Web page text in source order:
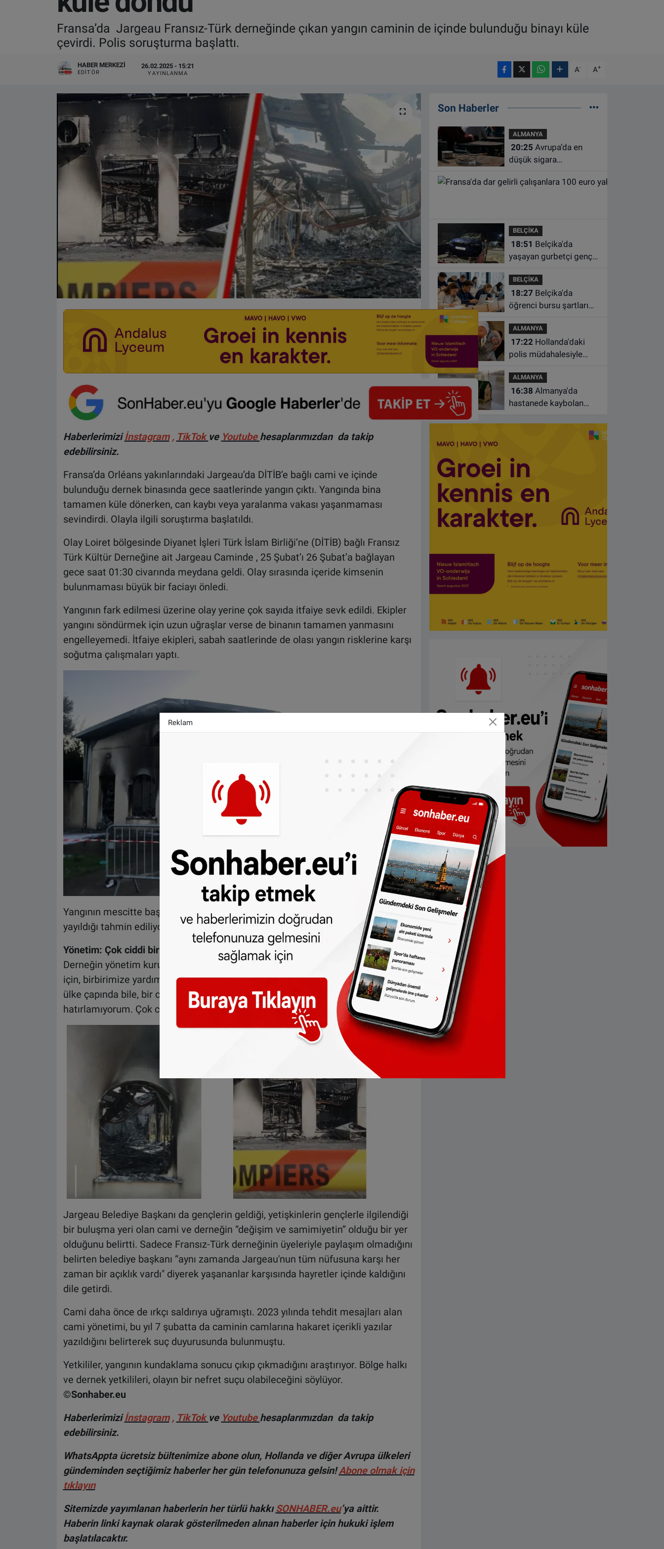
Fransa’da Jargeau Fransız-Türk derneğinde çıkan yangın caminin de içinde bulunduğu binayı küle
çevirdi. Polis soruşturma başlattı.
HABER MERKEZI
EDITÖR
26.02.2025 - 15:21
YAYINLANMA A- A+
Haberlerimiziİnstagram , TikTok ve Youtube hesaplarımızdan da takip
edebilirsiniz.
Fransa’da Orléans yakınlarındaki Jargeau’da DİTİB’e bağlı cami ve içinde
bulunduğu dernek binasında gece saatlerinde yangın çıktı. Yangında bina
tamamen küle dönerken, can kaybı veya yaralanma vakası yaşanmaması
sevindirdi. Olayla ilgili soruştırma başlatıldı.
Olay Loiret bölgesinde Diyanet İşleri Türk İslam Birliği’ne (DİTİB) bağlı Fransız
Türk Kültür Derneğine ait Jargeau Caminde , 25 Şubat’ı 26 Şubat’a bağlayan
gece saat 01:30 civarında meydana geldi. Olay sırasında içeride kimsenin
bulunmaması büyük bir faciayı önledi.
Yangının fark edilmesi üzerine olay yerine çok sayıda itfaiye sevk edildi. Ekipler
yangını söndürmek için uzun uğraşlar verse de binanın tamamen yanmasını
engelleyemedi. İtfaiye ekipleri, sabah saatlerinde de olası yangın risklerine karşı
soğutma çalışmaları yaptı.
Yangının mescitte başladığı ve kısa sürede 200 metrekarelik yapının tamamına
yayıldığı tahmin ediliyor. Yangının nedeni ise henüz bilinmiyor.
Yönetim: Çok ciddi bir durum
Derneğin yönetim kurulu üyelerinden birisi basına yaptığı açıklamada, " Biz barış
için, birbirimize yardım etmek için buradayız. Bu eşi benzeri görülmemiş bir şey,
ülke çapında bile, bir caminin veya mescidin yandığını duyduğumu
hatırlamıyorum. Çok ciddi bir durum ve güvensizlik duygusu yaşıyoruz." dedi.
Jargeau Belediye Başkanı da gençlerin geldiği, yetişkinlerin gençlerle ilgilendiği
bir buluşma yeri olan cami ve derneğin “değişim ve samimiyetin” olduğu bir yer
olduğunu belirtti. Sadece Fransız-Türk derneğinin üyeleriyle paylaşım olmadığını
belirten belediye başkanı “aynı zamanda Jargeau'nun tüm nüfusuna karşı her
zaman bir açıklık vardı" diyerek yaşananlar karşısında hayretler içinde kaldığını
dile getirdi.
Cami daha önce de ırkçı saldırıya uğramıştı. 2023 yılında tehdit mesajları alan
cami yönetimi, bu yıl 7 şubatta da caminin camlarına hakaret içerikli yazılar
yazıldığını belirterek suç duyurusunda bulunmuştu.
Yetkililer, yangının kundaklama sonucu çıkıp çıkmadığını araştırıyor. Bölge halkı
ve dernek yetkilileri, olayın bir nefret suçu olabileceğini söylüyor.
©Sonhaber.eu
Haberlerimiziİnstagram , TikTok ve Youtube hesaplarımızdan da takip
edebilirsiniz.
WhatsAppta ücretsiz bültenimize abone olun, Hollanda ve diğer Avrupa ülkeleri
gündeminden seçtiğimiz haberler her gün telefonunuza gelsin!Abone olmak için
tıklayın
Sitemizde yayımlanan haberlerin her türlü hakkıSONHABER.eu’ya aittir.
Haberin linki kaynak olarak gösterilmeden alınan haberler için hukuki işlem
başlatılacaktır.
Son Haberler
ALMANYA
20:25
düşük sigara
Belçika’da olduğu
BELÇİKA
18:51
yaşayan gurbetçi genç
kazada hayatını kaybetti
BELÇİKA
18:27
öğrenci bursu şartları
ders almayan burs
alamayacak
ALMANYA
17:22
polis müdahalesiyle
çiftin bebeği aileden
alındı
ALMANYA
16:38
hastanede kaybolan
ALGEMENE VOORWAARDEN
CONTACT
Çerez Politikası
Reklam